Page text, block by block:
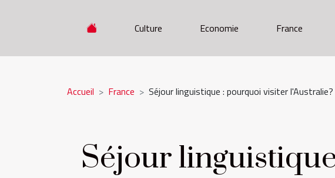
Culture Economie France
Accueil France Séjour linguistique : pourquoi visiter l'Australie?
Séjour